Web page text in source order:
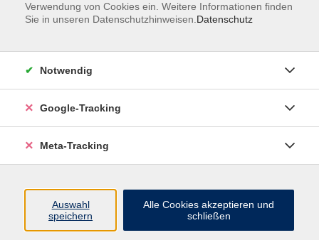
Über uns
Verwendung von Cookies ein. Weitere Informationen finden
Sie in unseren Datenschutzhinweisen. Datenschutz
Notwendig
Google-Tracking
Meta-Tracking
Auswahl
speichern
Alle Cookies akzeptieren und
schließen